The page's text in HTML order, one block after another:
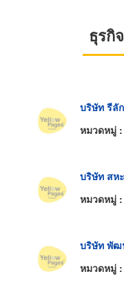
ธุรกิ
บริษัท รีลั
หมวดหมู่ :
บริษัท สห
หมวดหมู่ :
บริษัท พัฒ
หมวดหมู่ :